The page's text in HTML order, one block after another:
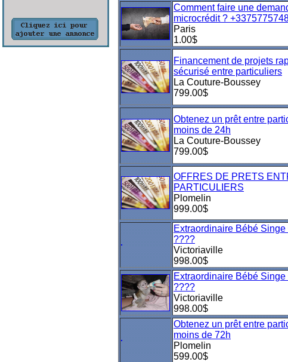
Comment faire une
microcrédit ?
Paris
1.00$
Financement de projets
sécurisé entre particuliers
La Couture-Boussey
799.00$
Obtenez un prêt entre
moins de 24h
La Couture-Boussey
799.00$
OFFRES DE PRETS
PARTICULIERS
Plomelin
999.00$
Extraordinaire Bébé
????
Victoriaville
998.00$
Extraordinaire Bébé
????
Victoriaville
998.00$
Obtenez un prêt entre
moins de 72h
Plomelin
599.00$